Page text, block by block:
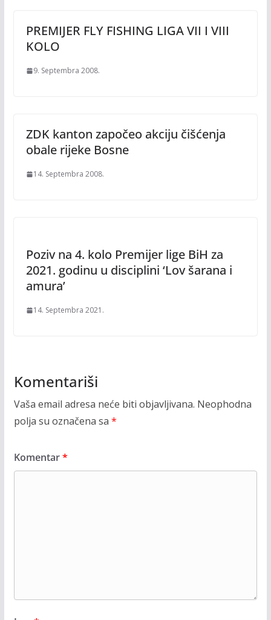
PREMIJER FLY FISHING LIGA VII I VIII
KOLO
9. Septembra 2008.
ZDK kanton započeo akciju čišćenja
obale rijeke Bosne
14. Septembra 2008.
Poziv na 4. kolo Premijer lige BiH za
2021. godinu u disciplini ‘Lov šarana i
amura’
14. Septembra 2021.
Komentariši
Vaša email adresa neće biti objavljivana. Neophodna
polja su označena sa *
Komentar*